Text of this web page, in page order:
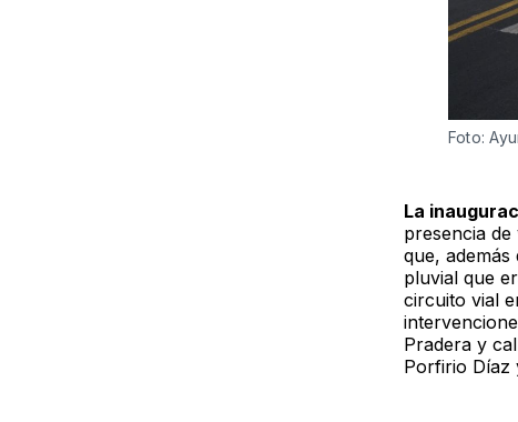
Foto:
La
presencia
que,
pluvial que
circuito vial
Pradera y
Porfirio Díaz